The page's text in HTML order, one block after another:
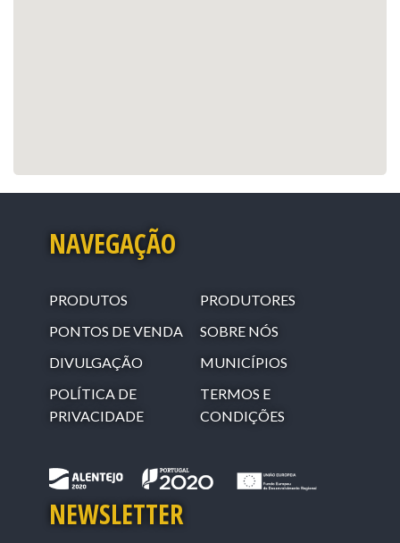
NAVEGAÇÃO
PRODUTOS
PRODUTORES
PONTOS DE VENDA
SOBRE NÓS
DIVULGAÇÃO
MUNICÍPIOS
POLÍTICA DE
PRIVACIDADE
TERMOS E
CONDIÇÕES
NEWSLETTER